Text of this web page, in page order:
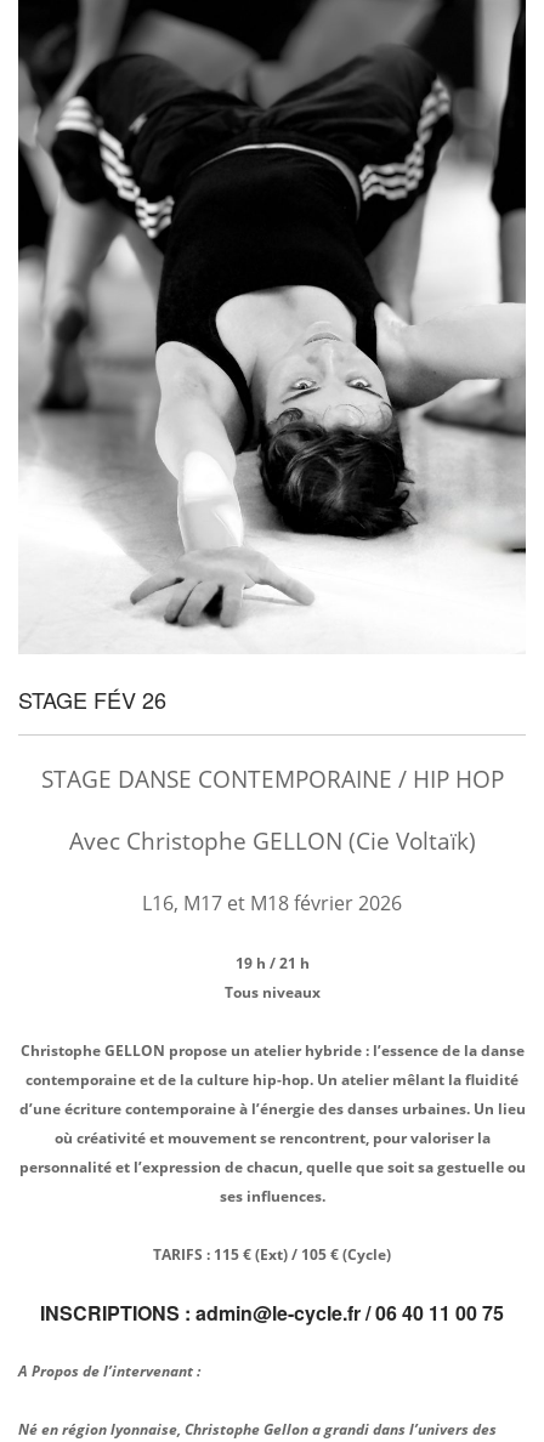
STAGE FÉV 26
STAGE DANSE CONTEMPORAINE / HIP HOP
Avec Christophe GELLON (Cie Voltaïk)
L16, M17 et M18 février 2026
19 h / 21 h
Tous niveaux
Christophe GELLON propose un atelier hybride : l’essence de la danse
contemporaine et de la culture hip-hop. Un atelier mêlant la fluidité
d’une écriture contemporaine à l’énergie des danses urbaines. Un lieu
où créativité et mouvement se rencontrent, pour valoriser la
personnalité et l’expression de chacun, quelle que soit sa gestuelle ou
ses influences.
TARIFS : 115 € (Ext) / 105 € (Cycle)
INSCRIPTIONS : admin@le-cycle.fr / 06 40 11 00 75
A Propos de l’intervenant :
Né en région lyonnaise, Christophe Gellon a grandi dans l’univers des